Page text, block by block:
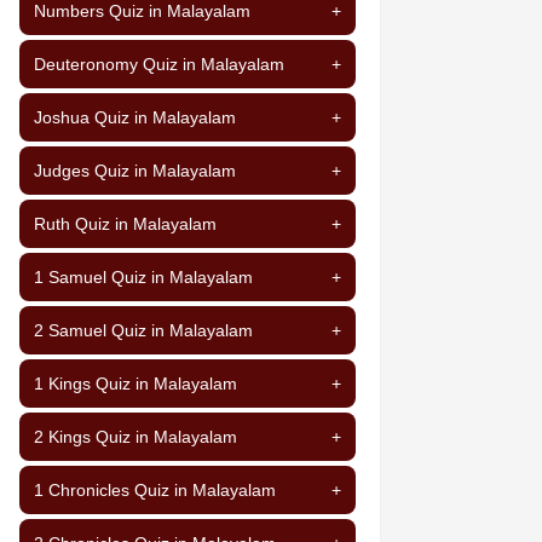
Numbers Quiz in Malayalam +
Deuteronomy Quiz in Malayalam +
Joshua Quiz in Malayalam +
Judges Quiz in Malayalam +
Ruth Quiz in Malayalam +
1 Samuel Quiz in Malayalam +
2 Samuel Quiz in Malayalam +
1 Kings Quiz in Malayalam +
2 Kings Quiz in Malayalam +
1 Chronicles Quiz in Malayalam +